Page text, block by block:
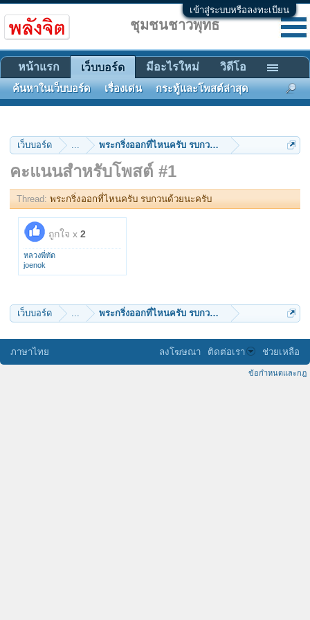
เข้าสู่ระบบหรือลงทะเบียน
เว็บบอร์ด ... พระกริ่งออกที่ไหนครับ รบกวนด้วยนะครับ
คะแนนสำหรับโพสต์ #1
Thread: พระกริ่งออกที่ไหนครับ รบกวนด้วยนะครับ
ถูกใจ x 2
หลวงพี่ทัต
joenok
เว็บบอร์ด ... พระกริ่งออกที่ไหนครับ รบกวนด้วยนะครับ
ชุมชนชาวพุทธ
หน้าแรก เว็บบอร์ด
ค้นหาในเว็บบอร์ด เรื่องเด่น กระทู้และโพสต์ล่าสุด
มีอะไรใหม่ วิดีโอ
ภาษาไทย ลงโฆษณา ติดต่อเรา ช่วยเหลือ
ข้อกำหนดและกฎ